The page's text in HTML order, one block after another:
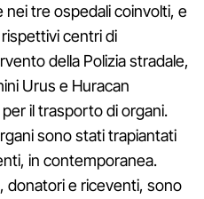
tre ospedali coinvolti, e
centri di
della Polizia stradale,
Urus e Huracan
il trasporto di organi.
sono stati trapiantati
in contemporanea.
donatori e riceventi, sono